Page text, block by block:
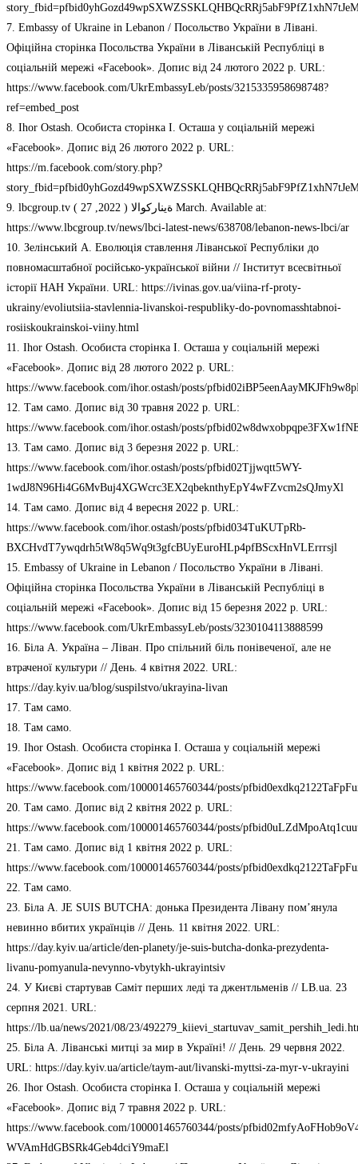
7. Embassy of Ukraine in Lebanon / Посольство України в Лівані.
Офіційна сторінка Посольства України в Ліванській Республіці в
соціальній мережі «Facebook». Допис від 24 лютого 2022 р. URL:
https://www.facebook.com/UkrEmbassyLeb/posts/3215335958698748?
ref=embed_post
8. Ihor Ostash. Особиста сторінка І. Осташа у соціальній мережі
«Facebook». Допис від 26 лютого 2022 р. URL:
https://m.facebook.com/story.php?
9. lbcgroup.tv ( 27 ,ةيناركوالا ( 2022 March. Available at:
https://www.lbcgroup.tv/news/lbci-latest-news/638708/lebanon-news-lbci/ar
10. Зелінський А. Еволюція ставлення Ліванської Республіки до
повномасштабної російсько-української війни // Інститут всесвітньої
історії НАН України. URL: https://ivinas.gov.ua/viina-rf-proty-
ukrainy/evoliutsiia-stavlennia-livanskoi-respubliky-do-povnomasshtabnoi-
rosiiskoukrainskoi-viiny.html
11. Ihor Ostash. Особиста сторінка І. Осташа у соціальній мережі
«Facebook». Допис від 28 лютого 2022 р. URL:
https://www.facebook.com/ihor.ostash/posts/
12. Там само. Допис від 30 травня 2022 р. URL:
https://www.facebook.com/ihor.ostash/posts/
13. Там само. Допис від 3 березня 2022 р. URL:
https://www.facebook.com/ihor.ostash/posts/pfbid02Tjjwqtt5WY-
1wdJ8N96Hi4G6MvBuj4XGWcrc3EX2qbeknthyEpY4wFZvcm2sQJmyXl
14. Там само. Допис від 4 вересня 2022 р. URL:
https://www.facebook.com/ihor.ostash/posts/pfbid034TuKUTpRb-
BXCHvdT7ywqdrh5tW8q5Wq9t3gfcBUyEuroHLp4pfBScxHnVLErrrsjl
15. Embassy of Ukraine in Lebanon / Посольство України в Лівані.
Офіційна сторінка Посольства України в Ліванській Республіці в
соціальній мережі «Facebook». Допис від 15 березня 2022 р. URL:
https://www.facebook.com/UkrEmbassyLeb/posts/3230104113888599
16. Біла А. Україна – Ліван. Про спільний біль понівеченої, але не
втраченої культури // День. 4 квітня 2022. URL:
https://day.kyiv.ua/blog/suspilstvo/ukrayina-livan
17. Там само.
18. Там само.
19. Ihor Ostash. Особиста сторінка І. Осташа у соціальній мережі
«Facebook». Допис від 1 квітня 2022 р. URL:
https://www.facebook.com/100001465760344/posts/
20. Там само. Допис від 2 квітня 2022 р. URL:
https://www.facebook.com/100001465760344/posts/
21. Там само. Допис від 1 квітня 2022 р. URL:
https://www.facebook.com/100001465760344/posts/
22. Там само.
23. Біла А. JE SUIS BUTCHA: донька Президента Лівану пом’янула
невинно вбитих українців // День. 11 квітня 2022. URL:
https://day.kyiv.ua/article/den-planety/je-suis-butcha-donka-prezydenta-
livanu-pomyanula-nevynno-vbytykh-ukrayintsiv
24. У Києві стартував Саміт перших леді та джентльменів // LB.ua. 23
серпня 2021. URL:
https://lb.ua/news/2021/08/23/
25. Біла А. Ліванські митці за мир в Україні! // День. 29 червня 2022.
URL: https://day.kyiv.ua/article/taym-aut/livanski-myttsi-za-myr-v-ukrayini
26. Ihor Ostash. Особиста сторінка І. Осташа у соціальній мережі
«Facebook». Допис від 7 травня 2022 р. URL:
https://www.facebook.com/100001465760344/posts/
WVAmHdGBSRk4Geb4dciY9maEl